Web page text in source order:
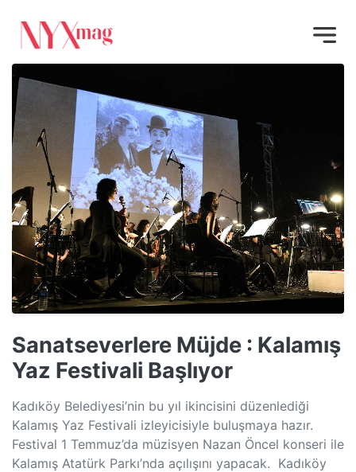
Sanatseverlere Müjde : Kalamış
Yaz Festivali Başlıyor
Kadıköy Belediyesi’nin bu yıl ikincisini düzenlediği
Kalamış Yaz Festivali izleyicisiyle buluşmaya hazır.
Festival 1 Temmuz’da müzisyen Nazan Öncel konseri ile
Kalamış Atatürk Parkı’nda açılışını yapacak. Kadıköy